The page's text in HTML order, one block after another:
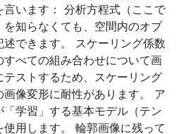
言います： 分析方程式（ここで
を知らなくても、空間内のオブ
述できます。 スケーリング係数
すべての組み合わせについて画
テストするため、スケーリング
画像変形に耐性があります。 ア
「学習」する基本モデル（テン
使用します。 輪郭画像に残って